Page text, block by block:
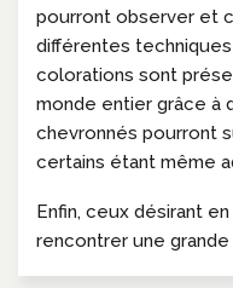
pourront observer et
différentes
colorations sont
monde entier grâce à
chevronnés pourront
certains étant même
Enfin, ceux désirant
rencontrer une